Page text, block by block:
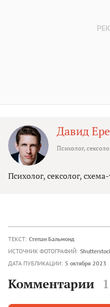
Давид
Психолог,
Психолог, сексолог,
ТЕКСТ: Степан Бальмонд
ИСТОЧНИК ФОТОГРАФИЙ:
ДАТА ПУБЛИКАЦИИ: 5 октября 2023
Комментарии 1